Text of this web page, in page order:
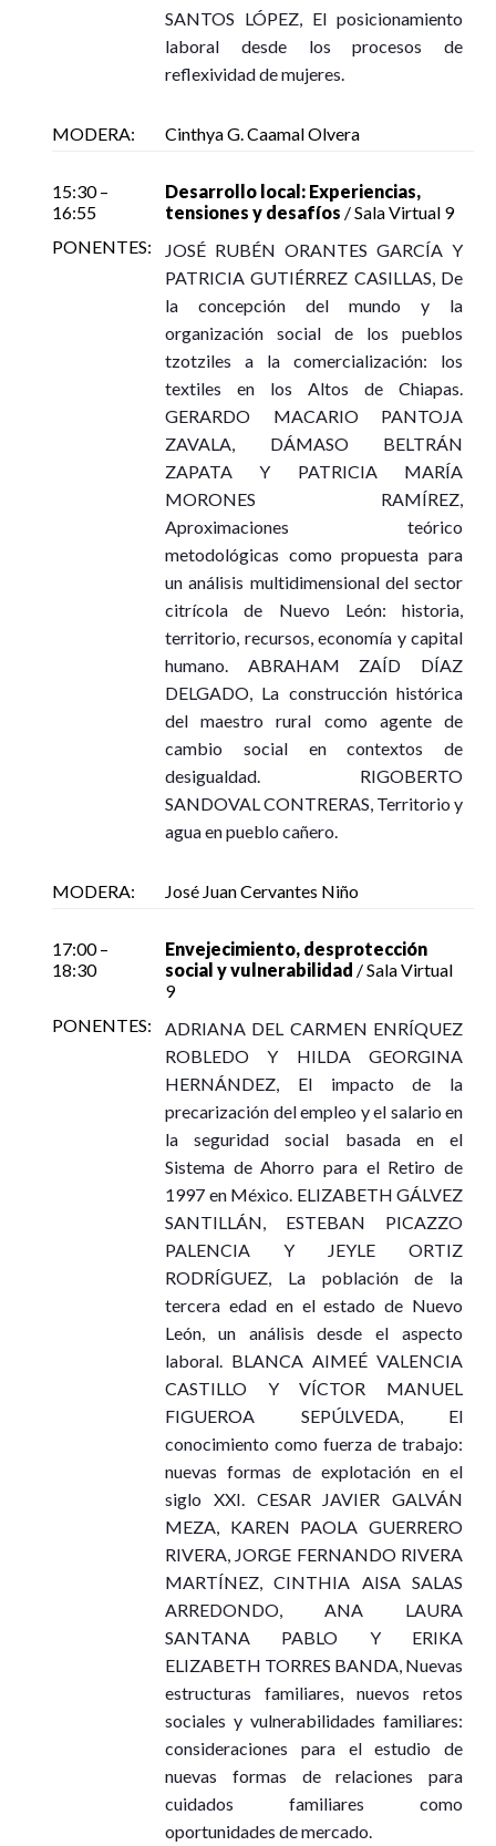
SANTOS LÓPEZ, El posicionamiento
laboral desde los procesos de
reflexividad de mujeres.
MODERA: Cinthya G. Caamal Olvera
15:30 –
16:55
Desarrollo local: Experiencias,
tensiones y desafíos / Sala Virtual 9
PONENTES:
JOSÉ RUBÉN ORANTES GARCÍA Y
PATRICIA GUTIÉRREZ CASILLAS, De
la concepción del mundo y la
organización social de los pueblos
tzotziles a la comercialización: los
textiles en los Altos de Chiapas.
GERARDO MACARIO PANTOJA
ZAVALA, DÁMASO BELTRÁN
ZAPATA Y PATRICIA MARÍA
MORONES RAMÍREZ,
Aproximaciones teórico
metodológicas como propuesta para
un análisis multidimensional del sector
citrícola de Nuevo León: historia,
territorio, recursos, economía y capital
humano. ABRAHAM ZAÍD DÍAZ
DELGADO, La construcción histórica
del maestro rural como agente de
cambio social en contextos de
desigualdad. RIGOBERTO
SANDOVAL CONTRERAS, Territorio y
agua en pueblo cañero.
MODERA: José Juan Cervantes Niño
17:00 –
18:30
Envejecimiento, desprotección
social y vulnerabilidad / Sala Virtual
9
PONENTES:
ADRIANA DEL CARMEN ENRÍQUEZ
ROBLEDO Y HILDA GEORGINA
HERNÁNDEZ, El impacto de la
precarización del empleo y el salario en
la seguridad social basada en el
Sistema de Ahorro para el Retiro de
1997 en México. ELIZABETH GÁLVEZ
SANTILLÁN, ESTEBAN PICAZZO
PALENCIA Y JEYLE ORTIZ
RODRÍGUEZ, La población de la
tercera edad en el estado de Nuevo
León, un análisis desde el aspecto
laboral. BLANCA AIMEÉ VALENCIA
CASTILLO Y VÍCTOR MANUEL
FIGUEROA SEPÚLVEDA, El
conocimiento como fuerza de trabajo:
nuevas formas de explotación en el
siglo XXI. CESAR JAVIER GALVÁN
MEZA, KAREN PAOLA GUERRERO
RIVERA, JORGE FERNANDO RIVERA
MARTÍNEZ, CINTHIA AISA SALAS
ARREDONDO, ANA LAURA
SANTANA PABLO Y ERIKA
ELIZABETH TORRES BANDA, Nuevas
estructuras familiares, nuevos retos
sociales y vulnerabilidades familiares:
consideraciones para el estudio de
nuevas formas de relaciones para
cuidados familiares como
oportunidades de mercado.